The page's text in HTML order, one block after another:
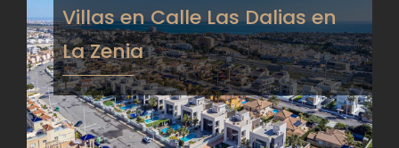
Villas en Calle Las Dalias en
La Zenia